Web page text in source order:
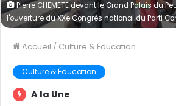
Pierre CHEMETE devant le Grand Palais du
l'ouverture du XXe Congrès national du Parti
Accueil / Culture & Éducation
Culture & Éducation
A la Une